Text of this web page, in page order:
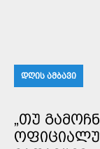
ᲓᲦᲘᲡ ᲐᲛᲑᲐᲕᲘ
„ᲗᲣ